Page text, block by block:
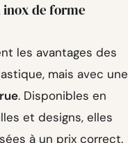
inox de forme
les avantages des
mais avec une
. Disponibles en
et designs, elles
à un prix correct.